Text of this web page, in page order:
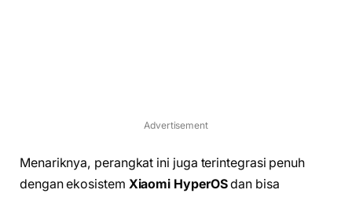
Advertisement
Menariknya, perangkat ini juga terintegrasi penuh
dengan ekosistem Xiaomi HyperOSdan bisa